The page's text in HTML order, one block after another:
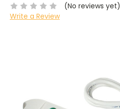
(No reviews yet)
Write a Review